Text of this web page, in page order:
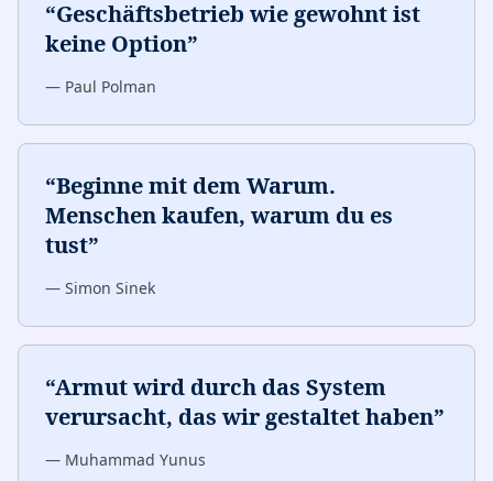
“Geschäftsbetrieb wie gewohnt ist
keine Option”
— Paul Polman
“Beginne mit dem Warum.
Menschen kaufen, warum du es
tust”
— Simon Sinek
“Armut wird durch das System
verursacht, das wir gestaltet haben”
— Muhammad Yunus